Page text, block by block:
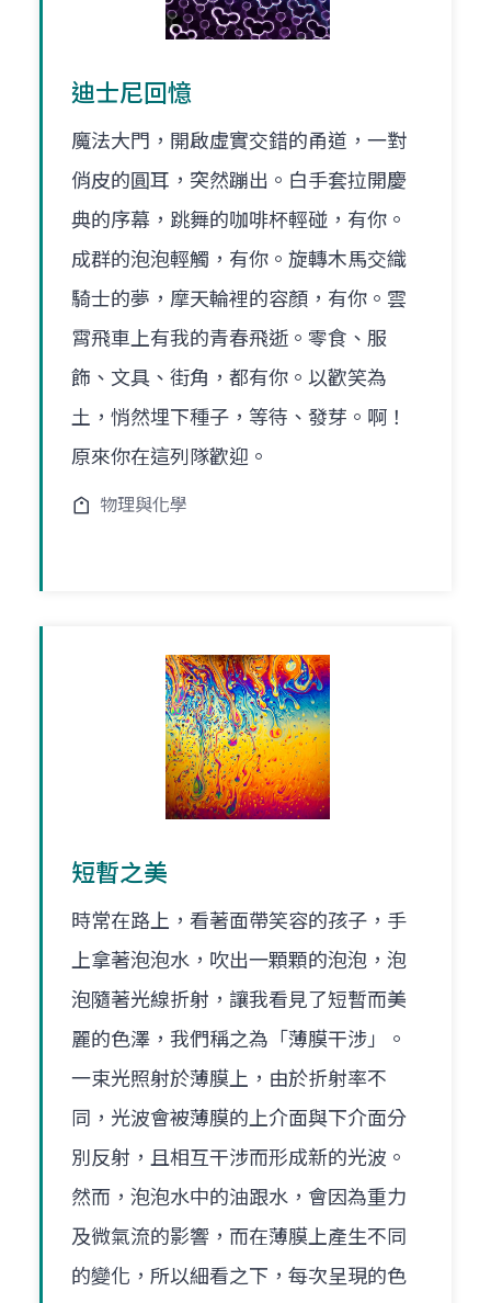
迪士尼回憶
魔法大門，開啟虛實交錯的甬道，一對
俏皮的圓耳，突然蹦出。白手套拉開慶
典的序幕，跳舞的咖啡杯輕碰，有你。
成群的泡泡輕觸，有你。旋轉木馬交織
騎士的夢，摩天輪裡的容顏，有你。雲
霄飛車上有我的青春飛逝。零食、服
飾、文具、街角，都有你。以歡笑為
土，悄然埋下種子，等待、發芽。啊！
原來你在這列隊歡迎。
物理與化學
短暫之美
時常在路上，看著面帶笑容的孩子，手
上拿著泡泡水，吹出一顆顆的泡泡，泡
泡隨著光線折射，讓我看見了短暫而美
麗的色澤，我們稱之為「薄膜干涉」。
一束光照射於薄膜上，由於折射率不
同，光波會被薄膜的上介面與下介面分
別反射，且相互干涉而形成新的光波。
然而，泡泡水中的油跟水，會因為重力
及微氣流的影響，而在薄膜上產生不同
的變化，所以細看之下，每次呈現的色